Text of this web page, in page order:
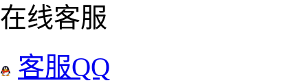
在线客服
客服QQ